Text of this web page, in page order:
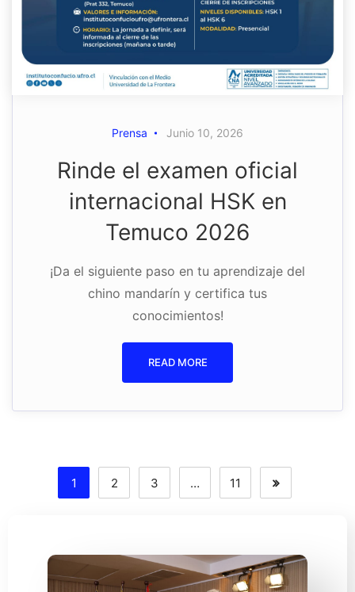
Prensa Junio 10, 2026
Rinde el examen oficial
internacional HSK en
Temuco 2026
¡Da el siguiente paso en tu aprendizaje del
chino mandarín y certifica tus
conocimientos!
READ MORE
1 2 3 … 11